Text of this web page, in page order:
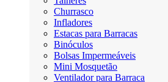
Churrasco
Infladores
Estacas para Barracas
Binóculos
Bolsas Impermeáveis
Mini Mosquetão
Ventilador para Barraca